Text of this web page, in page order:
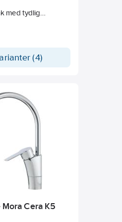
med tydlig
​varm- och
och
110° (spärr för 0°
monteras
för droppsäkring
för ökat
material
kvalitet
(4)
Cera K5